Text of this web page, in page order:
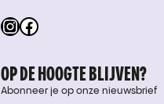
Instagram
Facebook
OP DE HOOGTE BLIJVEN?
Abonneer je op onze nieuwsbrief